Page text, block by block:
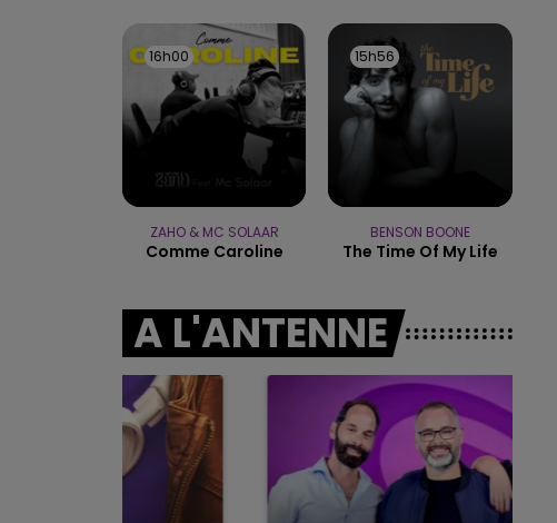
5h00 - 6h00
LE BEST OF DE LA FAMILLE
CHAMPAGNE FM
16h00
16h00
ZAHO & MC SOLAAR
Comme Caroline
15h56
15h56
BENSON BOONE
The Time Of My Life
A L'ANTENNE